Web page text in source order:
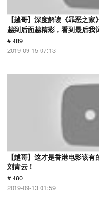
【越哥】深度解读《罪恶之
越到后面越精彩，看到最后我
# 489
2019-09-15 07:13
【越哥】这才是香港电影该
刘青云！
# 490
2019-09-13 01:59